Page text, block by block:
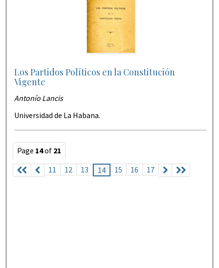
Los Partidos Políticos en la Constitución
Vigente
Antonío Lancis
Universidad de La Habana.
Page 14of 21
11
12 13 14 15 16 17